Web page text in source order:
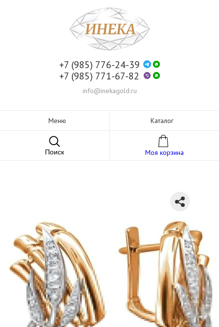
+7 (985) 776-24-39
+7 (985) 771-67-82
info@inekagold.ru
Меню Каталог
Поиск Моя корзина